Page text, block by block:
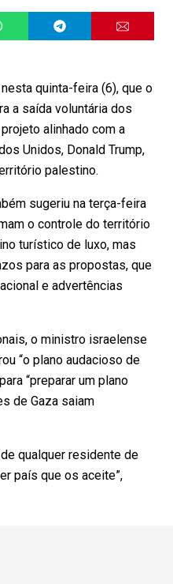
quinta-feira (6), que o
a saída voluntária dos
alinhado com a
Unidos, Donald Trump,
palestino.
sugeriu na terça-feira
o controle do território
turístico de luxo, mas
para as propostas, que
e advertências
o ministro israelense
“o plano audacioso de
“preparar um plano
de Gaza saiam
qualquer residente de
país que os aceite”,